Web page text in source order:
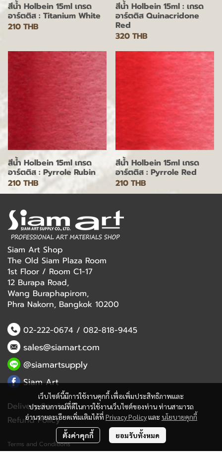
สีน้ำ Holbein 15ml เกรด
อาร์ตติส : Titanium White
210 THB
สีน้ำ Holbein 15ml : เกรด
อาร์ตติส Quinacridone
Red
320 THB
สีน้ำ Holbein 15ml เกรด
อาร์ตติส : Pyrrole Rubin
210 THB
สีน้ำ Holbein 15ml เกรด
อาร์ตติส : Pyrrole Red
210 THB
เว็บไซต์นี้มีการใช้งานคุกกี้ เพื่อเพิ่มประสิทธิภาพและ
ประสบการณ์ที่ดีในการใช้งานเว็บไซต์ของท่าน ท่านสามารถ
อ่านรายละเอียดเพิ่มเติมได้ที่ Privacy Policyและ นโยบายคุกกี้
ตั้งค่าคุกกี้ ยอมรับทั้งหมด
Siam Art Shop
The Old Siam Plaza Room
1st Floor / Room C1-17
12 Burapa Road,
Wang Buraphapirom,
Phra Nakorn, Bangkok 10200
02-222-0674/ 082-818-9445
sales@siamart.com
@siamartsupply
Siam Art
Delivery Service
Refund Policy
Terms and Conditions